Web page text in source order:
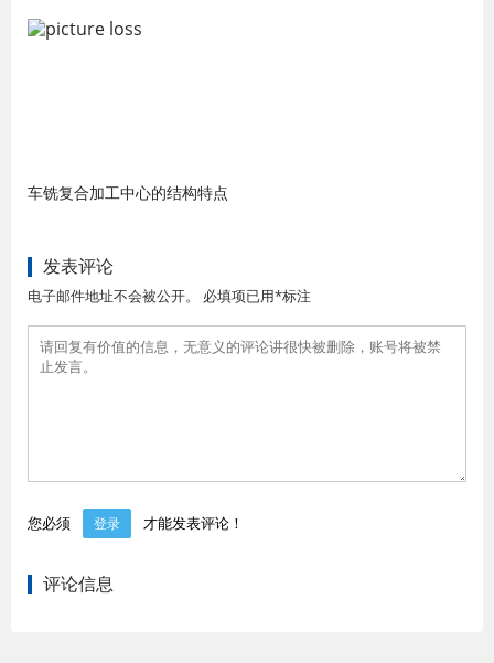
车铣复合加工中心的结构特点
发表评论
电子邮件地址不会被公开。 必填项已用*标注
您必须 登录 才能发表评论！
评论信息